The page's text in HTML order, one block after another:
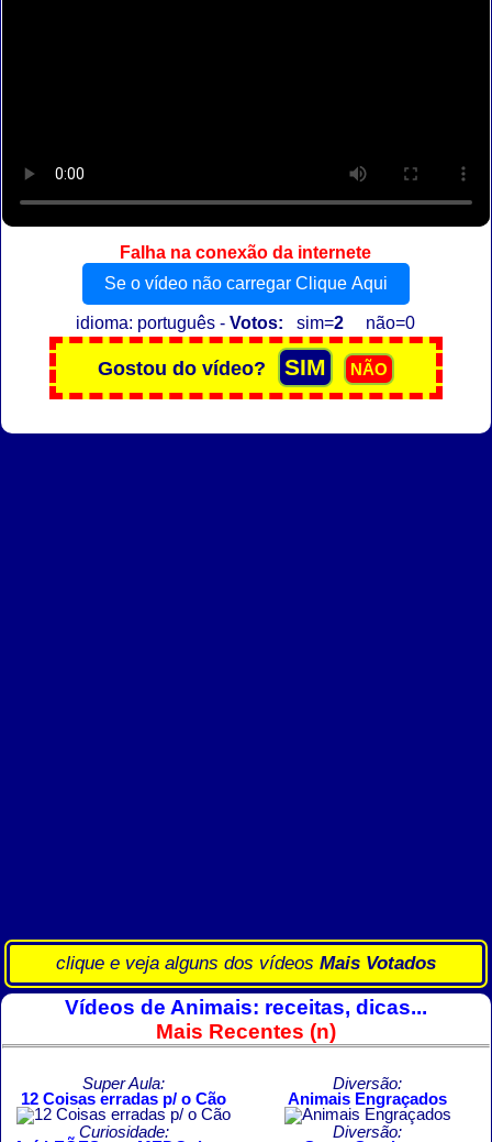
Falha na conexão da internete
Se o vídeo não carregar Clique Aqui
idioma: português -Votos: sim=2 não=0
clique e veja alguns dos vídeos Mais Votados
Vídeos de Animais: receitas, dicas...
Mais Recentes (n)
Super Aula:
12 Coisas erradas p/ o Cão
Diversão:
Animais Engraçados
Curiosidade:
Diversão: